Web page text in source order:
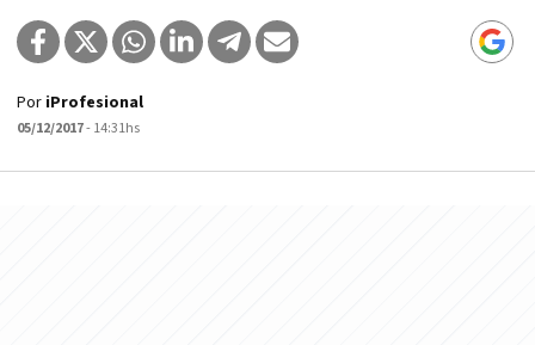
Por iProfesional
05/12/2017- 14:31hs